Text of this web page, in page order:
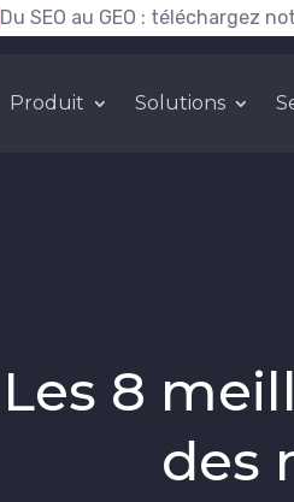
Du SEO au GEO : téléchargez
Produit Solutions
Les 8
des